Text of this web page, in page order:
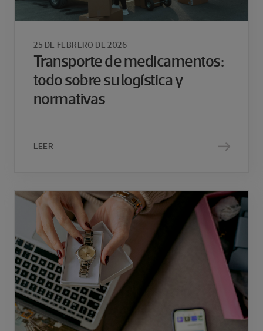
25 DE FEBRERO DE 2026
Transporte de medicamentos:
todo sobre su logística y
normativas
LEER